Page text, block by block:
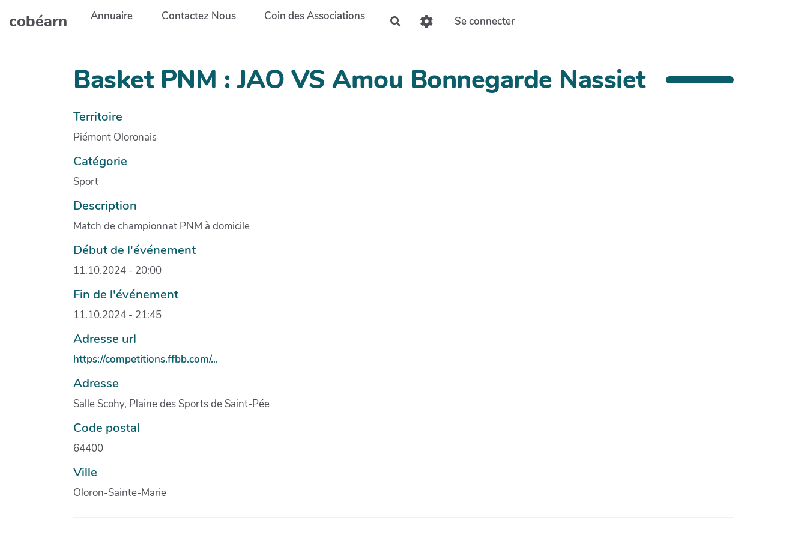
Aller au contenu principal
cobéarn Annuaire Contactez Nous Coin des Associations Rechercher Se connecter
Basket PNM : JAO VS Amou Bonnegarde Nassiet
Territoire
Piémont Oloronais
Catégorie
Sport
Description
Match de championnat PNM à domicile
Début de l'événement
11.10.2024 - 20:00
Fin de l'événement
11.10.2024 - 21:45
Adresse url
https://competitions.ffbb.com/...
Adresse
Salle Scohy, Plaine des Sports de Saint-Pée
Code postal
64400
Ville
Oloron-Sainte-Marie